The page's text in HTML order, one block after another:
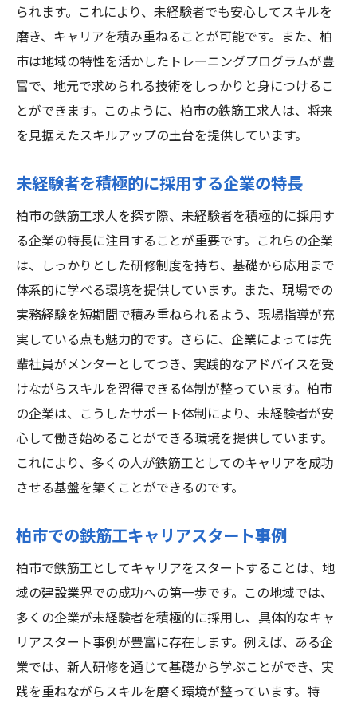
られます。これにより、未経験者でも安心してスキルを
磨き、キャリアを積み重ねることが可能です。また、柏
市は地域の特性を活かしたトレーニングプログラムが豊
富で、地元で求められる技術をしっかりと身につけるこ
とができます。このように、柏市の鉄筋工求人は、将来
を見据えたスキルアップの土台を提供しています。
未経験者を積極的に採用する企業の特長
柏市の鉄筋工求人を探す際、未経験者を積極的に採用す
る企業の特長に注目することが重要です。これらの企業
は、しっかりとした研修制度を持ち、基礎から応用まで
体系的に学べる環境を提供しています。また、現場での
実務経験を短期間で積み重ねられるよう、現場指導が充
実している点も魅力的です。さらに、企業によっては先
輩社員がメンターとしてつき、実践的なアドバイスを受
けながらスキルを習得できる体制が整っています。柏市
の企業は、こうしたサポート体制により、未経験者が安
心して働き始めることができる環境を提供しています。
これにより、多くの人が鉄筋工としてのキャリアを成功
させる基盤を築くことができるのです。
柏市での鉄筋工キャリアスタート事例
柏市で鉄筋工としてキャリアをスタートすることは、地
域の建設業界での成功への第一歩です。この地域では、
多くの企業が未経験者を積極的に採用し、具体的なキャ
リアスタート事例が豊富に存在します。例えば、ある企
業では、新人研修を通じて基礎から学ぶことができ、実
践を重ねながらスキルを磨く環境が整っています。特